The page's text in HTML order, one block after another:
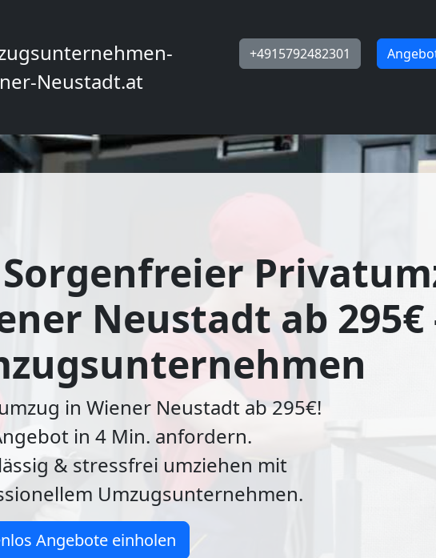
Neustadt.at
+4915792482301
Neustadt ab 295€
in Wiener Neustadt ab 295€!
in 4 Min. anfordern.
& stressfrei umziehen mit
Umzugsunternehmen.
Angebote einholen